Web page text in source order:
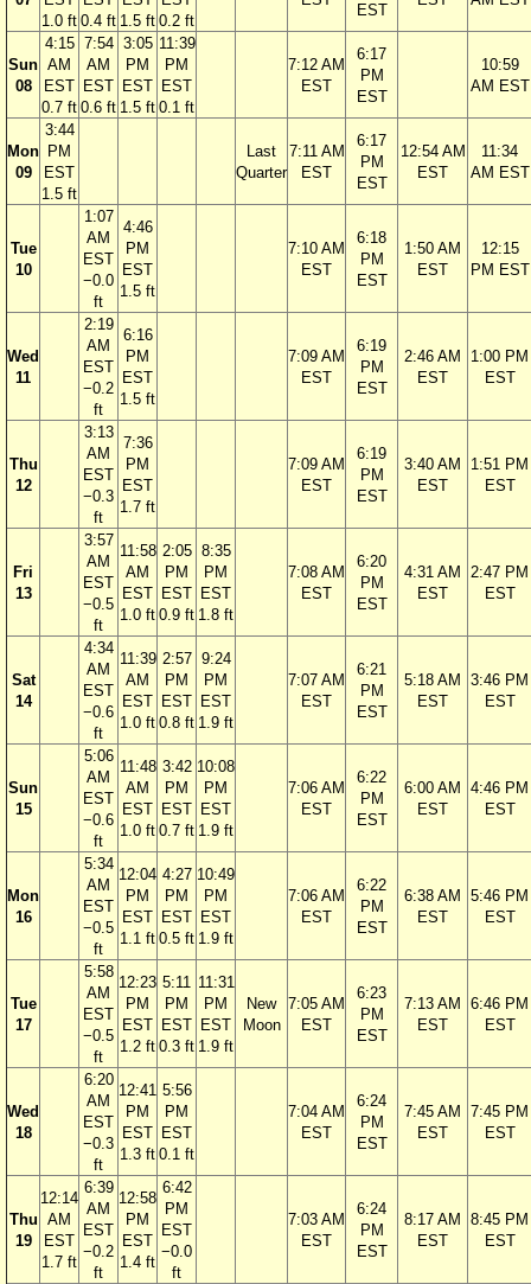
1.0 ft 0.4 ft 1.5 ft 0.2 ft
EST
Sun
08
4:15
AM
EST
0.7 ft
7:54
AM
EST
0.6 ft
3:05
PM
EST
1.5 ft
11:39
PM
EST
0.1 ft
7:12 AM
EST
6:17
PM
EST
10:59
AM EST
Mon
09
3:44
PM
EST
1.5 ft
Last
Quarter
7:11 AM
EST
6:17
PM
EST
12:54 AM
EST
11:34
AM EST
Tue
10
1:07
AM
EST
−0.0
ft
4:46
PM
EST
1.5 ft
7:10 AM
EST
6:18
PM
EST
1:50 AM
EST
12:15
PM EST
Wed
11
2:19
AM
EST
−0.2
ft
6:16
PM
EST
1.5 ft
7:09 AM
EST
6:19
PM
EST
2:46 AM
EST
1:00 PM
EST
Thu
12
3:13
AM
EST
−0.3
ft
7:36
PM
EST
1.7 ft
7:09 AM
EST
6:19
PM
EST
3:40 AM
EST
1:51 PM
EST
Fri
13
3:57
AM
EST
−0.5
ft
11:58
AM
EST
1.0 ft
2:05
PM
EST
0.9 ft
8:35
PM
EST
1.8 ft
7:08 AM
EST
6:20
PM
EST
4:31 AM
EST
2:47 PM
EST
Sat
14
4:34
AM
EST
−0.6
ft
11:39
AM
EST
1.0 ft
2:57
PM
EST
0.8 ft
9:24
PM
EST
1.9 ft
7:07 AM
EST
6:21
PM
EST
5:18 AM
EST
3:46 PM
EST
Sun
15
5:06
AM
EST
−0.6
ft
11:48
AM
EST
1.0 ft
3:42
PM
EST
0.7 ft
10:08
PM
EST
1.9 ft
7:06 AM
EST
6:22
PM
EST
6:00 AM
EST
4:46 PM
EST
Mon
16
5:34
AM
EST
−0.5
ft
12:04
PM
EST
1.1 ft
4:27
PM
EST
0.5 ft
10:49
PM
EST
1.9 ft
7:06 AM
EST
6:22
PM
EST
6:38 AM
EST
5:46 PM
EST
Tue
17
5:58
AM
EST
−0.5
ft
12:23
PM
EST
1.2 ft
5:11
PM
EST
0.3 ft
11:31
PM
EST
1.9 ft
New
Moon
7:05 AM
EST
6:23
PM
EST
7:13 AM
EST
6:46 PM
EST
Wed
18
6:20
AM
EST
−0.3
ft
12:41
PM
EST
1.3 ft
5:56
PM
EST
0.1 ft
7:04 AM
EST
6:24
PM
EST
7:45 AM
EST
7:45 PM
EST
Thu
19
12:14
AM
EST
1.7 ft
6:39
AM
EST
−0.2
ft
12:58
PM
EST
1.4 ft
6:42
PM
EST
−0.0
ft
7:03 AM
EST
6:24
PM
EST
8:17 AM
EST
8:45 PM
EST